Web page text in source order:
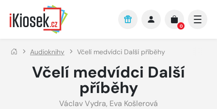
Přejít na hlavní obsah
0
Audioknihy Včelí medvídci Další příběhy
Včelí medvídci Další
příběhy
Václav Vydra, Eva Košlerová